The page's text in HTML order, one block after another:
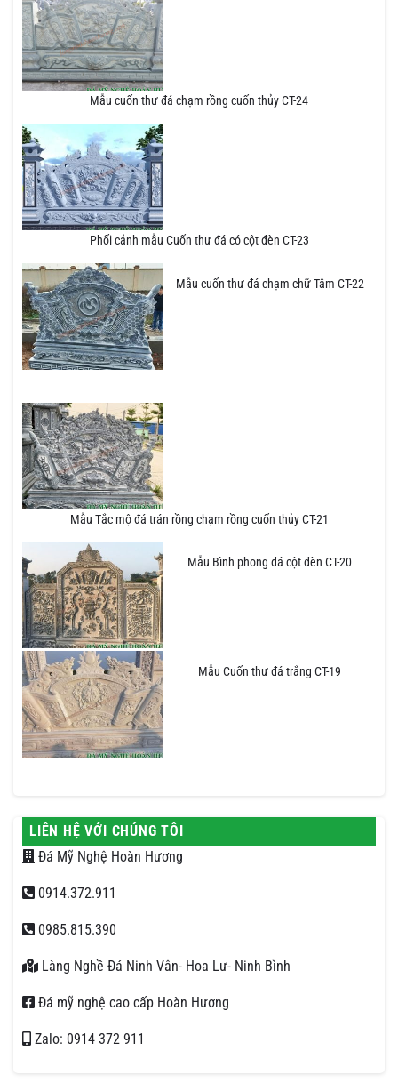
Mẫu cuốn thư đá chạm rồng cuốn thủy CT-24
Phối cảnh mẫu Cuốn thư đá có cột đèn CT-23
Mẫu cuốn thư đá chạm chữ Tâm CT-22
Mẫu Tắc mộ đá trán rồng chạm rồng cuốn thủy CT-21
Mẫu Bình phong đá cột đèn CT-20
Mẫu Cuốn thư đá trắng CT-19
LIÊN HỆ VỚI CHÚNG TÔI
Đá Mỹ Nghệ Hoàn Hương
0914.372.911
0985.815.390
Làng Nghề Đá Ninh Vân- Hoa Lư- Ninh Bình
Đá mỹ nghệ cao cấp Hoàn Hương
Zalo: 0914 372 911